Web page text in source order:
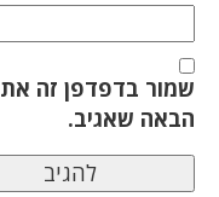
שמור בדפדפן זה
הבאה שאגיב.